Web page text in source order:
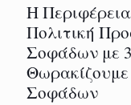
Η
Πολιτική
Σοφάδων με
Σοφάδων